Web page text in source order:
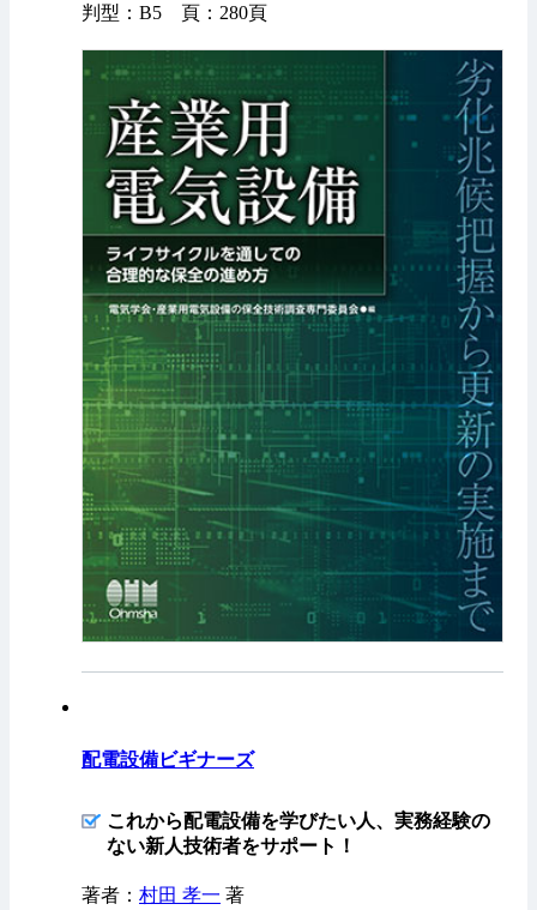
判型：B5 頁：280頁
配電設備ビギナーズ
これから配電設備を学びたい人、実務経験の
ない新人技術者をサポート！
著者： 村田 孝一 著